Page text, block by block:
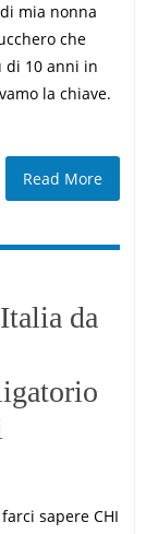
mia nonna
che
di 10 anni in
la chiave.
Read More
da
sapere CHI